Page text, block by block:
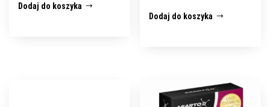
Dodaj do koszyka
Dodaj do koszyka